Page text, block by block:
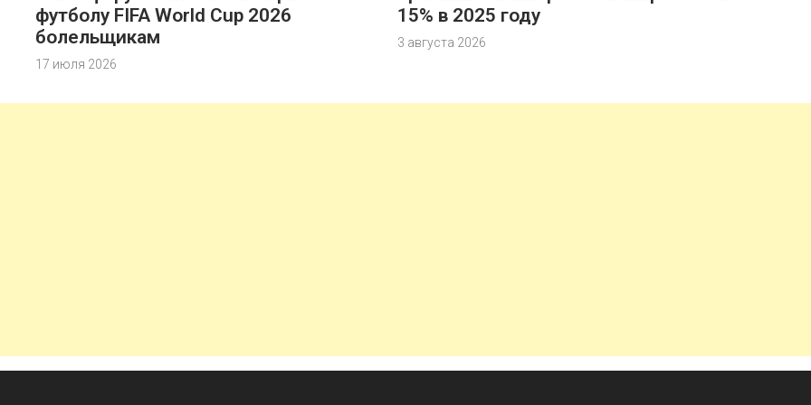
футболу FIFA World Cup 2026
болельщикам
17 июля 2026
15% в 2025 году
3 августа 2026